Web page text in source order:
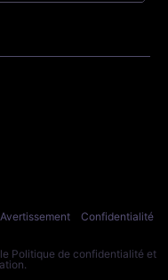
Avertissement
Confidentialité
Politique de confidentialité et
.